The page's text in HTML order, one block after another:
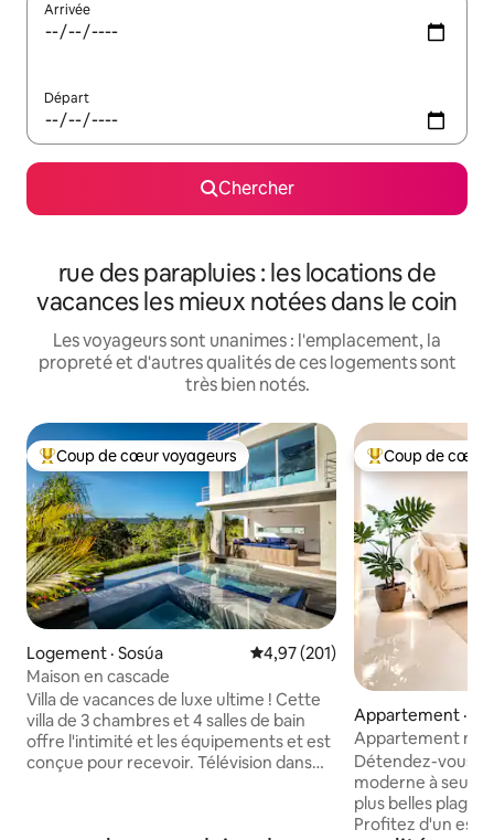
Arrivée
Départ
Chercher
rue des parapluies : les locations de
vacances les mieux notées dans le coin
Les voyageurs sont unanimes : l'emplacement, la
propreté et d'autres qualités de ces logements sont
très bien notés.
Coup de cœur voyageurs parmi les plus aimés
Coup de cœur voyageurs
Logement · Sosúa Note moyenne de 4,97 sur 5,
4,97 (201)
Maison en cascade
Villa de vacances de luxe ultime ! Cette
villa de 3 chambres et 4 salles de bain
offre l'intimité et les équipements et est
conçue pour recevoir. Télévision dans
Coup de cœur
Coup de cœur
Appartement ·
Appartement
Détendez-vous
moderne à
plus belles plages
Profitez d'un